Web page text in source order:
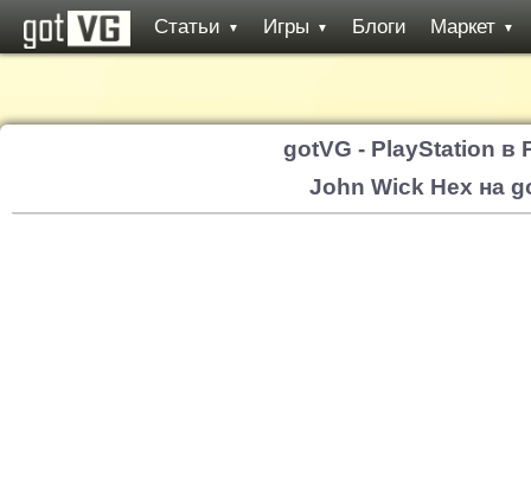
Статьи ▼ Игры ▼ Блоги Маркет ▼
gotVG - PlayStation в
John Wick Hex на